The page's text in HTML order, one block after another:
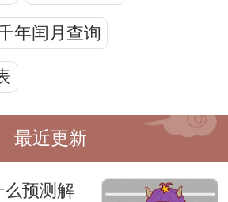
年闰月查询
最近更新
预测解